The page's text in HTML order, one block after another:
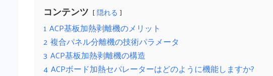
コンテンツ 隠れる
1 ACP基板加熱剥離機のメリット
2 複合パネル分離機の技術パラメータ
3 ACP基板加熱剥離機の構造
4 ACPボード加熱セパレーターはどのように機能しますか?